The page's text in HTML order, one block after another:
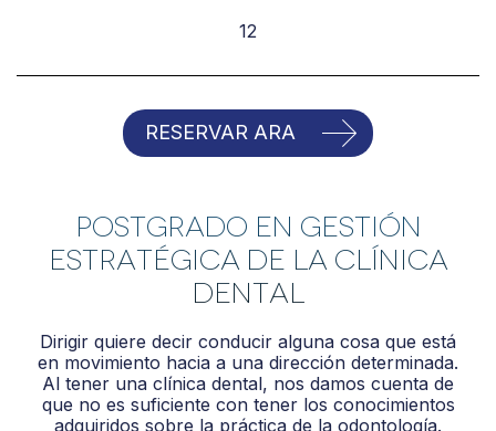
12
RESERVAR ARA
POSTGRADO EN GESTIÓN
ESTRATÉGICA DE LA CLÍNICA
DENTAL
Dirigir quiere decir conducir alguna cosa que está
en movimiento hacia a una dirección determinada.
Al tener una clínica dental, nos damos cuenta de
que no es suficiente con tener los conocimientos
adquiridos sobre la práctica de la odontología.